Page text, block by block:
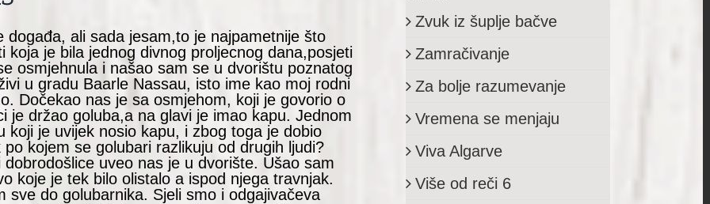
ali sada jesam,to je najpametnije što
je bila jednog divnog proljecnog dana,posjeti
osmjehnula i našao sam se u dvorištu poznatog
u gradu Baarle Nassau, isto ime kao moj rodni
Dočekao nas je sa osmjehom, koji je govorio o
je držao goluba,a na glavi je imao kapu. Jednom
je uvijek nosio kapu, i zbog toga je dobio
kojem se golubari razlikuju od drugih ljudi?
uveo nas je u dvorište. Ušao sam
koje je tek bilo olistalo a ispod njega travnjak.
sve do golubarnika. Sjeli smo i odgajivačeva
Zvuk iz šuplje bačve
Zamračivanje
Za bolje razumevanje
Vremena se menjaju
Viva Algarve
Više od reči 6